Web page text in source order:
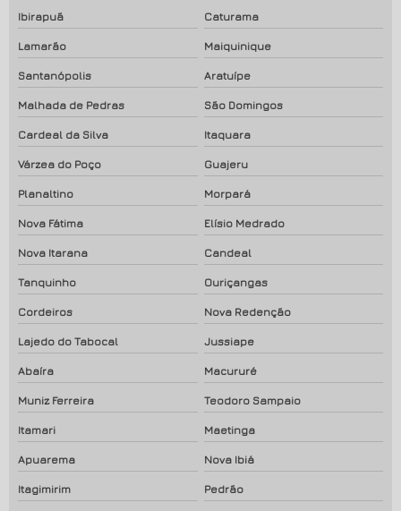
Ibirapuã Caturama
Lamarão Maiquinique
Santanópolis Aratuípe
Malhada de Pedras São Domingos
Cardeal da Silva Itaquara
Várzea do Poço Guajeru
Planaltino Morpará
Nova Fátima Elísio Medrado
Nova Itarana Candeal
Tanquinho Ouriçangas
Cordeiros Nova Redenção
Lajedo do Tabocal Jussiape
Abaíra Macururé
Muniz Ferreira Teodoro Sampaio
Itamari Maetinga
Apuarema Nova Ibiá
Itagimirim Pedrão